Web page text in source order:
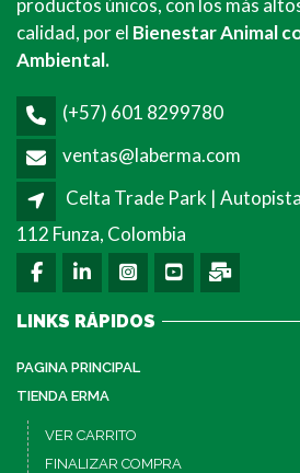
productos únicos, con los más
calidad, por el Bienestar Animal
Ambiental.
(+57) 601 8299780
ventas@laberma.com
Celta Trade Park |
112 Funza, Colombia
LINKS RÁPIDOS
PAGINA PRINCIPAL
TIENDA ERMA
VER CARRITO
FINALIZAR COMPRA